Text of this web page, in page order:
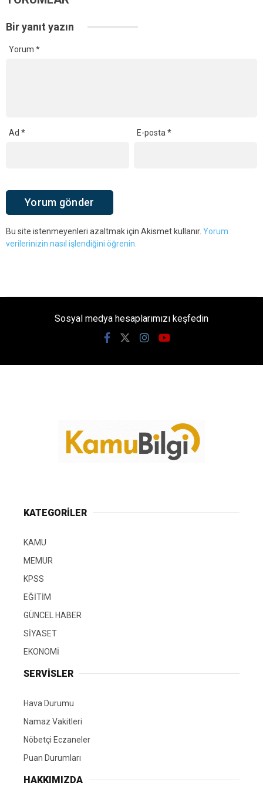
Bir yanıt yazın
Yorum *
Ad * E-posta*
Bu site istenmeyenleri azaltmak için Akismet kullanır. Yorum
verilerinizin nasıl işlendiğini öğrenin.
Sosyal medya hesaplarımızı keşfedin
KATEGORİLER
KAMU
MEMUR
KPSS
EĞİTİM
GÜNCEL HABER
SİYASET
EKONOMİ
SERVİSLER
Hava Durumu
Namaz Vakitleri
Nöbetçi Eczaneler
Puan Durumları
HAKKIMIZDA